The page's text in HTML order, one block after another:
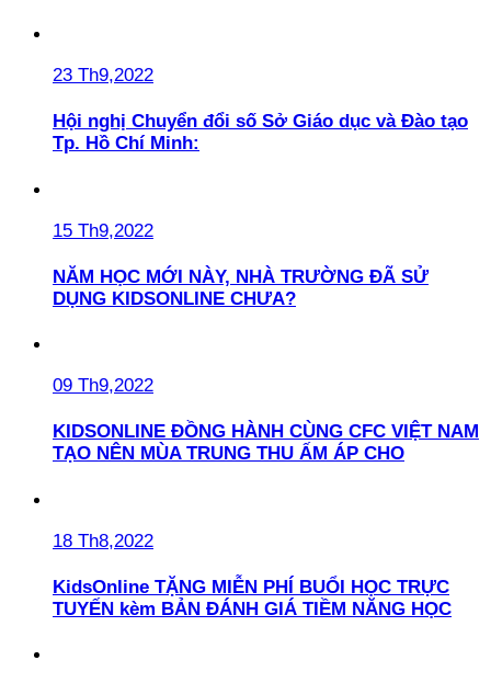
23 Th9,2022
Hội nghị Chuyển đổi số Sở Giáo dục và Đào tạo
Tp. Hồ Chí Minh:
15 Th9,2022
NĂM HỌC MỚI NÀY, NHÀ TRƯỜNG ĐÃ SỬ
DỤNG KIDSONLINE CHƯA?
09 Th9,2022
KIDSONLINE ĐỒNG HÀNH CÙNG CFC VIỆT NAM
TẠO NÊN MÙA TRUNG THU ẤM ÁP CHO
18 Th8,2022
KidsOnline TẶNG MIỄN PHÍ BUỔI HỌC TRỰC
TUYẾN kèm BẢN ĐÁNH GIÁ TIỀM NĂNG HỌC